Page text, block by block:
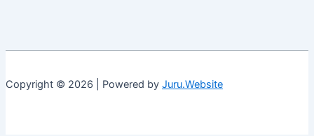
Copyright © 2026 | Powered by Juru.Website